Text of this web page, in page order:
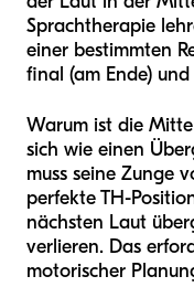
Sprachtherapie
einer bestimmten
final (am Ende)
Warum ist die
sich wie einen
muss seine Zunge
perfekte TH-
nächsten Laut
verlieren. Das
motorischer